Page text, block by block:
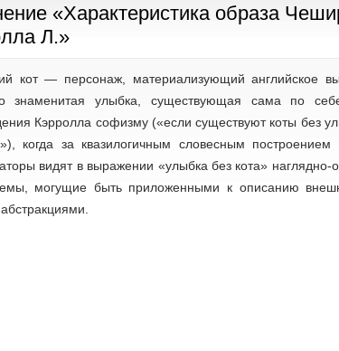
«Характеристика образа
Л.»
кот — персонаж, материализующий английское
знаменитая улыбка, существующая сама по
Кэрролла софизму («если существуют коты без
когда за квазилогичным словесным
видят в выражении «улыбка без кота» наглядно-
могущие быть приложенными к описанию